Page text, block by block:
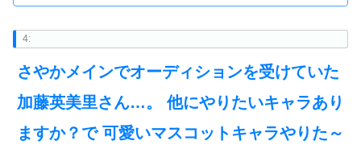
4:
さやかメインでオーディションを受けていた
加藤英美里さん…。 他にやりたいキャラあり
ますか？で 可愛いマスコットキャラやりた～